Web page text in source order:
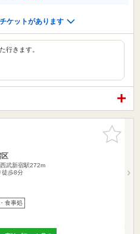
ケットがあります
行きます。
お気に入
りに追加
区
西武新宿駅272m
徒歩8分
食事処